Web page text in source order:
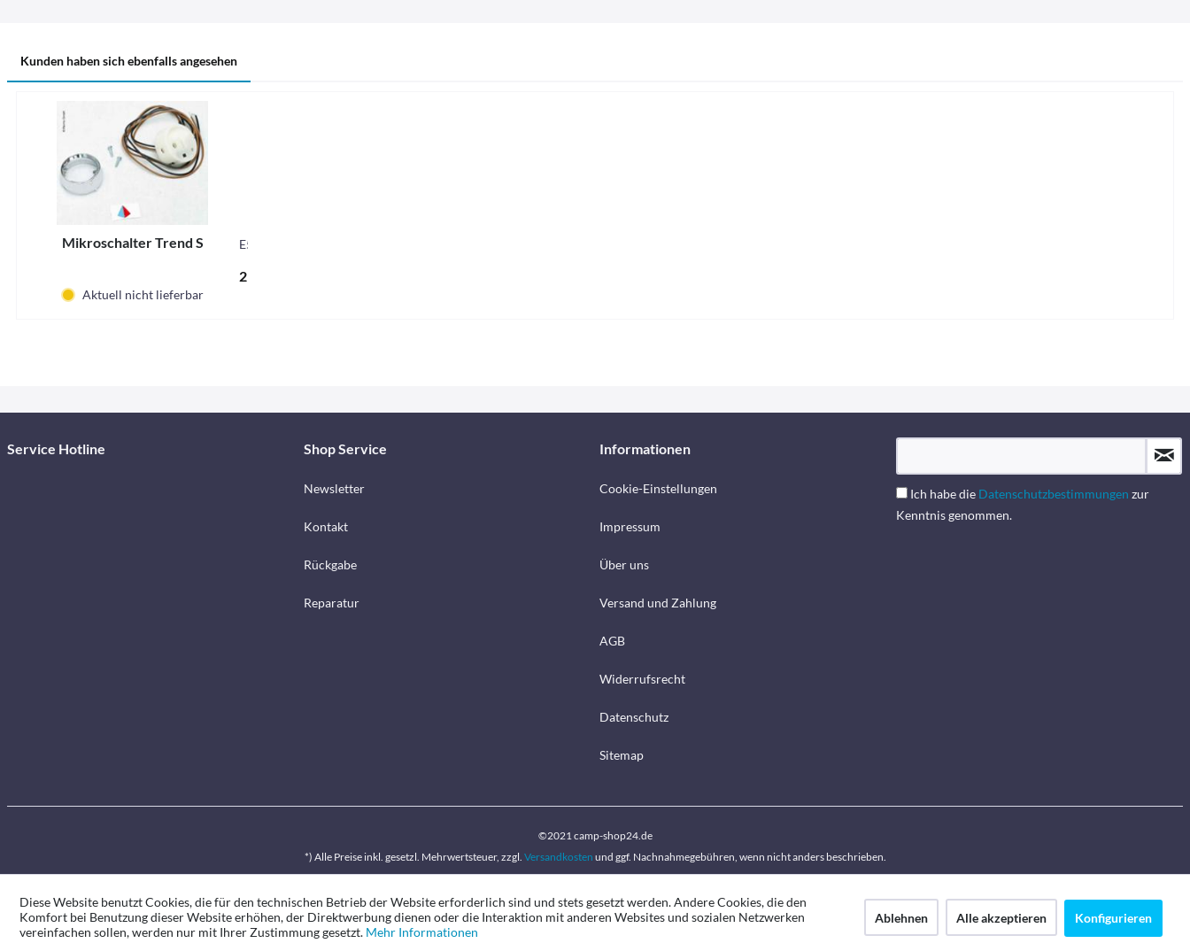
Kunden haben sich ebenfalls angesehen
Mikroschalter Trend S E5831
21,95 € *
Aktuell nicht lieferbar
Service Hotline Shop Service
Newsletter
Kontakt
Rückgabe
Reparatur
Informationen
Cookie-Einstellungen
Impressum
Über uns
Versand und Zahlung
AGB
Widerrufsrecht
Datenschutz
Sitemap
Ich habe die Datenschutzbestimmungen zur
Kenntnis genommen.
©2021 camp-shop24.de
*) Alle Preise inkl. gesetzl. Mehrwertsteuer, zzgl. Versandkosten und ggf. Nachnahmegebühren, wenn nicht anders beschrieben.
Diese Website benutzt Cookies, die für den technischen Betrieb der Website erforderlich sind und stets gesetzt werden. Andere Cookies, die den
Komfort bei Benutzung dieser Website erhöhen, der Direktwerbung dienen oder die Interaktion mit anderen Websites und sozialen Netzwerken
vereinfachen sollen, werden nur mit Ihrer Zustimmung gesetzt. Mehr Informationen
Ablehnen Alle akzeptieren Konfigurieren